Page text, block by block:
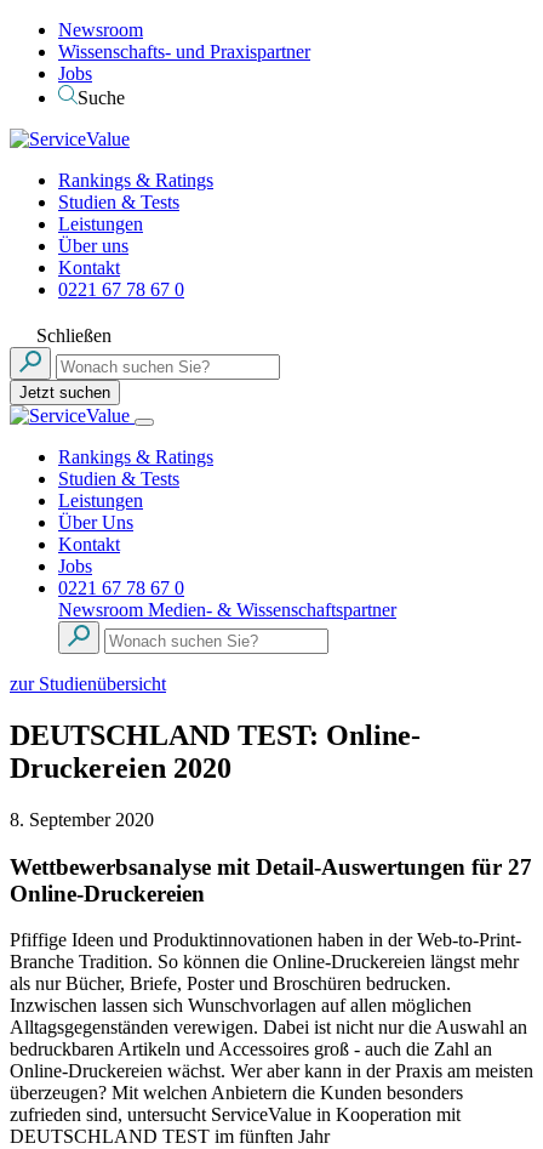
Newsroom
Wissenschafts- und Praxispartner
Jobs
Suche
Rankings & Ratings
Studien & Tests
Leistungen
Über uns
Kontakt
0221 67 78 67 0
Schließen
Jetzt suchen
Rankings & Ratings
Studien & Tests
Leistungen
Über Uns
Kontakt
Jobs
0221 67 78 67 0
Newsroom Medien- & Wissenschaftspartner
zur Studienübersicht
DEUTSCHLAND TEST: Online-
Druckereien 2020
8. September 2020
Wettbewerbsanalyse mit Detail-Auswertungen für 27
Online-Druckereien
Pfiffige Ideen und Produktinnovationen haben in der Web-to-Print-
Branche Tradition. So können die Online-Druckereien längst mehr
als nur Bücher, Briefe, Poster und Broschüren bedrucken.
Inzwischen lassen sich Wunschvorlagen auf allen möglichen
Alltagsgegenständen verewigen. Dabei ist nicht nur die Auswahl an
bedruckbaren Artikeln und Accessoires groß - auch die Zahl an
Online-Druckereien wächst. Wer aber kann in der Praxis am meisten
überzeugen? Mit welchen Anbietern die Kunden besonders
zufrieden sind, untersucht ServiceValue in Kooperation mit
DEUTSCHLAND TEST im fünften Jahr